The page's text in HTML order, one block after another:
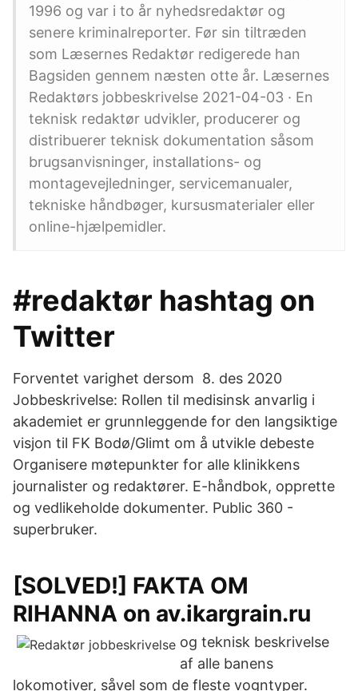
1996 og var i to år nyhedsredaktør og
senere kriminalreporter. Før sin tiltræden
som Læsernes Redaktør redigerede han
Bagsiden gennem næsten otte år. Læsernes
Redaktørs jobbeskrivelse 2021-04-03 · En
teknisk redaktør udvikler, producerer og
distribuerer teknisk dokumentation såsom
brugsanvisninger, installations- og
montagevejledninger, servicemanualer,
tekniske håndbøger, kursusmaterialer eller
online-hjælpemidler.
#redaktør hashtag on
Twitter
Forventet varighet dersom 8. des 2020
Jobbeskrivelse: Rollen til medisinsk anvarlig i
akademiet er grunnleggende for den langsiktige
visjon til FK Bodø/Glimt om å utvikle debeste
Organisere møtepunkter for alle klinikkens
journalister og redaktører. E-håndbok, opprette
og vedlikeholde dokumenter. Public 360 -
superbruker.
[SOLVED!] FAKTA OM
RIHANNA on av.ikargrain.ru
og teknisk beskrivelse
af alle banens
lokomotiver, såvel som de fleste vogntyper.